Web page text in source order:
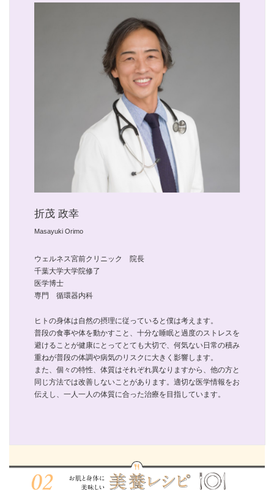
折茂 政幸
Masayuki Orimo
ウェルネス宮前クリニック 院長
千葉大学大学院修了
医学博士
専門 循環器内科
ヒトの身体は自然の摂理に従っていると僕は考えます。
普段の食事や体を動かすこと、十分な睡眠と過度のストレスを
避けることが健康にとってとても大切で、何気ない日常の積み
重ねが普段の体調や病気のリスクに大きく影響します。
また、個々の特性、体質はそれぞれ異なりますから、他の方と
同じ方法では改善しないことがあります。適切な医学情報をお
伝えし、一人一人の体質に合った治療を目指しています。